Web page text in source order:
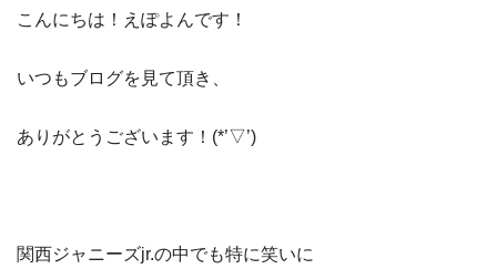
こんにちは！えぽよんです！
いつもブログを見て頂き、
ありがとうございます！(*’▽’)
関西ジャニーズjr.の中でも特に笑いに